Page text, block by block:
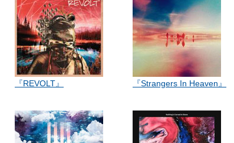
『REVOLT』 『Strangers In Heaven』